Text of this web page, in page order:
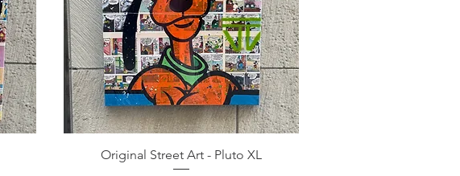
Original Street Art - Pluto XL